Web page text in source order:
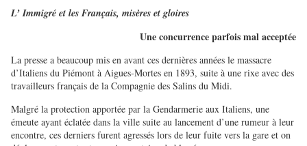
L’ Immigré et les Français, misères et gloires
Une concurrence parfois mal acceptée
La presse a beaucoup mis en avant ces dernières années le massacre
d’Italiens du Piémont à Aigues-Mortes en 1893, suite à une rixe avec des
travailleurs français de la Compagnie des Salins du Midi.
Malgré la protection apportée par la Gendarmerie aux Italiens, une
émeute ayant éclatée dans la ville suite au lancement d’une rumeur à leur
encontre, ces derniers furent agressés lors de leur fuite vers la gare et on